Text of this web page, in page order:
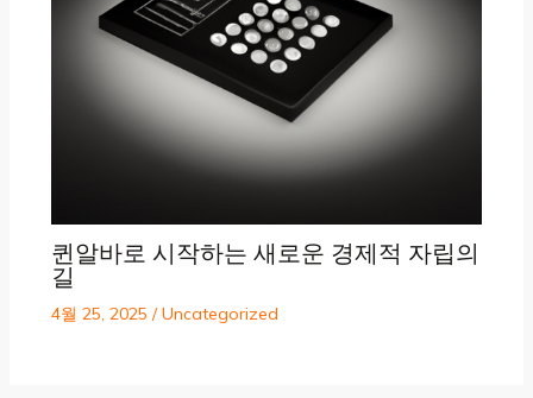
퀸알바로 시작하는 새로운 경제적 자립의
길
4월 25, 2025 /Uncategorized